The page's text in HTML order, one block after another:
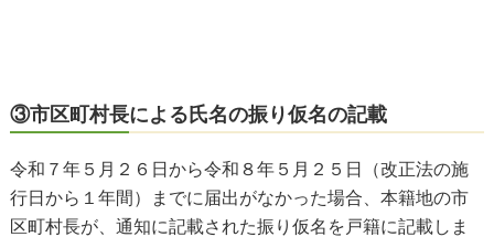
③市区町村長による氏名の振り仮名の記載
令和７年５月２６日から令和８年５月２５日（改正法の施
行日から１年間）までに届出がなかった場合、本籍地の市
区町村長が、通知に記載された振り仮名を戸籍に記載しま